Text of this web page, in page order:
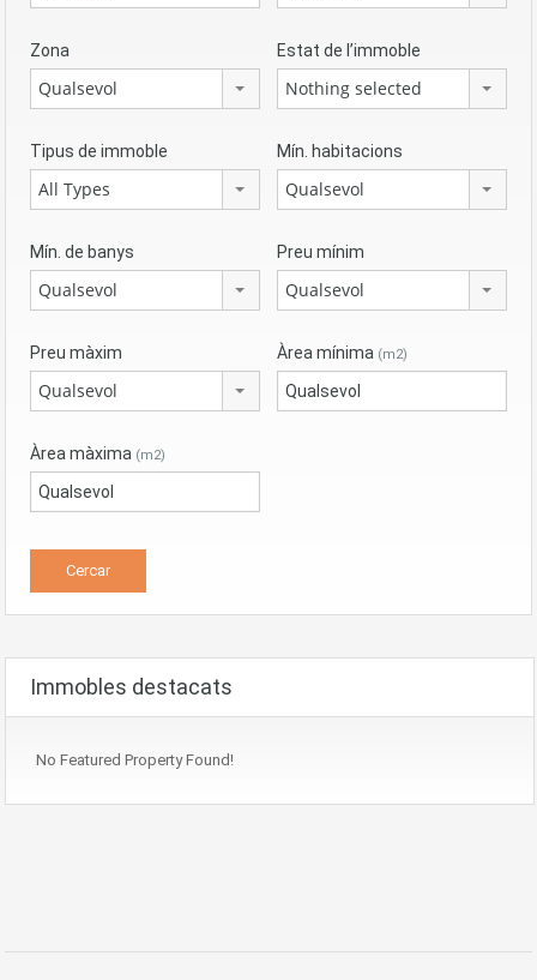
Zona
Qualsevol
Estat de l’immoble
Nothing selected
Tipus de immoble
All Types
Mín. habitacions
Qualsevol
Mín. de banys
Qualsevol
Preu mínim
Qualsevol
Preu màxim
Qualsevol
Àrea mínima (m2)
Àrea màxima (m2)
Immobles destacats
No Featured Property Found!